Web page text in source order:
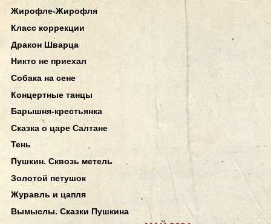
Жирофле-Жирофля
Класс коррекции
Дракон Шварца
Никто не приехал
Собака на сене
Концертные танцы
Барышня-крестьянка
Сказка о царе Салтане
Тень
Пушкин. Сквозь метель
Золотой петушок
Журавль и цапля
Вымыслы. Сказки Пушкина